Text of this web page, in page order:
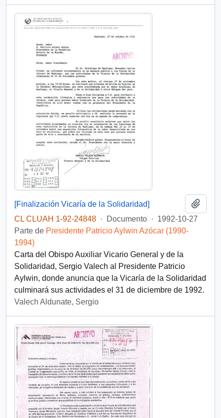
[Finalización Vicaría de la Solidaridad]
CL CLUAH 1-92-24848 · Documento · 1992-10-27
Parte de Presidente Patricio Aylwin Azócar (1990-
1994)
Carta del Obispo Auxiliar Vicario General y de la
Solidaridad, Sergio Valech al Presidente Patricio
Aylwin, donde anuncia que la Vicaría de la Solidaridad
culminará sus actividades el 31 de diciembre de 1992.
Valech Aldunate, Sergio